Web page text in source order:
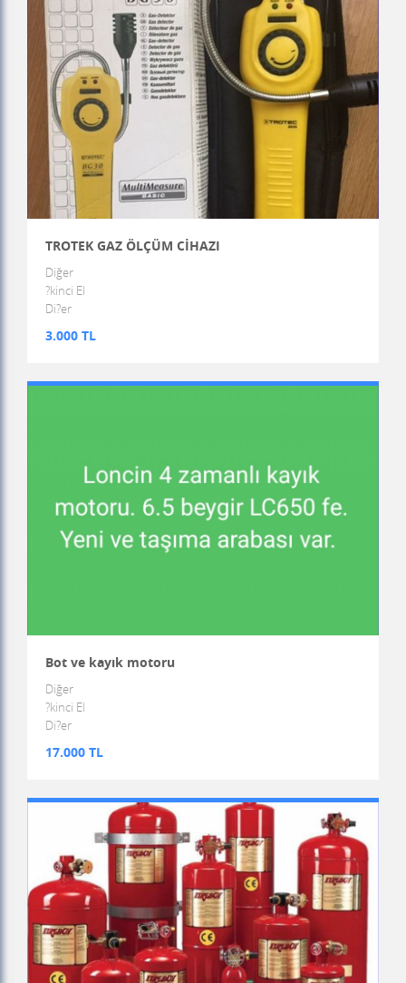
TROTEK GAZ ÖLÇÜM CİHAZI
Diğer
?kinci El
Di?er
3.000 TL
Bot ve kayık motoru
Diğer
?kinci El
Di?er
17.000 TL